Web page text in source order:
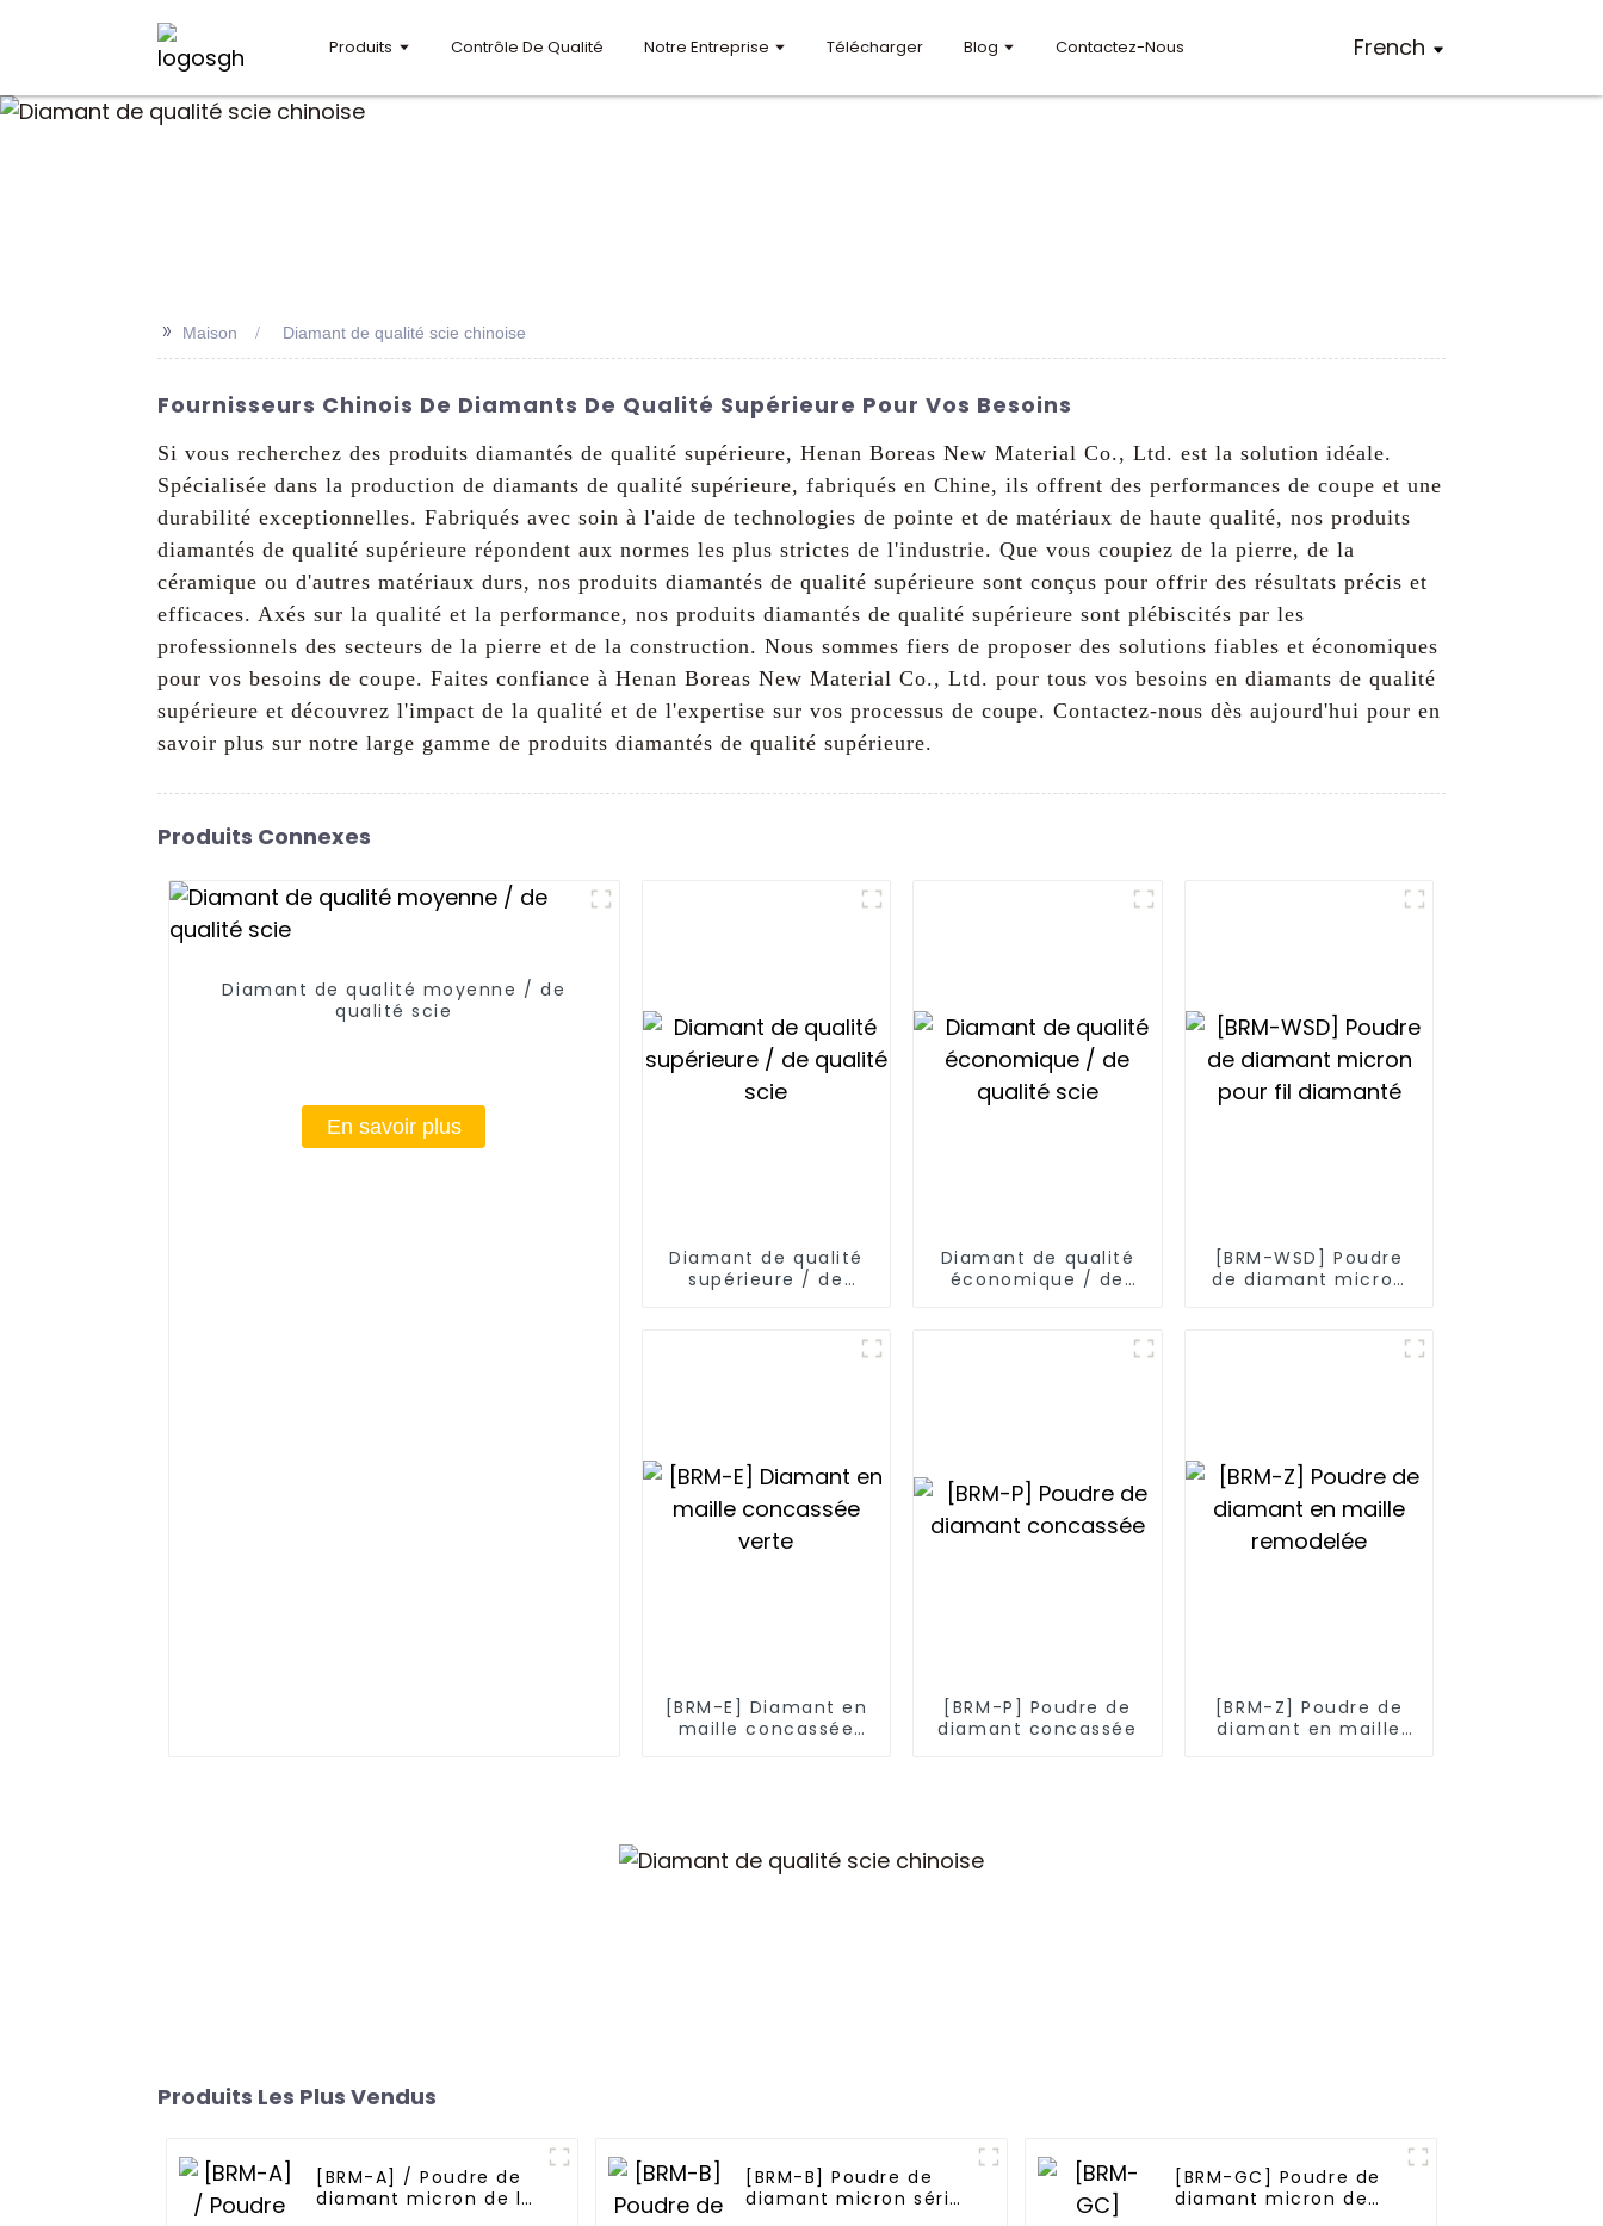
Produits Contrôle De Qualité Notre Entreprise Télécharger Blog Contactez-Nous French
>> Maison Diamant de qualité scie chinoise
Fournisseurs Chinois De Diamants De Qualité Supérieure Pour Vos Besoins
Si vous recherchez des produits diamantés de qualité supérieure, Henan Boreas New Material Co., Ltd. est la solution idéale.
Spécialisée dans la production de diamants de qualité supérieure, fabriqués en Chine, ils offrent des performances de coupe et une
durabilité exceptionnelles. Fabriqués avec soin à l'aide de technologies de pointe et de matériaux de haute qualité, nos produits
diamantés de qualité supérieure répondent aux normes les plus strictes de l'industrie. Que vous coupiez de la pierre, de la
céramique ou d'autres matériaux durs, nos produits diamantés de qualité supérieure sont conçus pour offrir des résultats précis et
efficaces. Axés sur la qualité et la performance, nos produits diamantés de qualité supérieure sont plébiscités par les
professionnels des secteurs de la pierre et de la construction. Nous sommes fiers de proposer des solutions fiables et économiques
pour vos besoins de coupe. Faites confiance à Henan Boreas New Material Co., Ltd. pour tous vos besoins en diamants de qualité
supérieure et découvrez l'impact de la qualité et de l'expertise sur vos processus de coupe. Contactez-nous dès aujourd'hui pour en
savoir plus sur notre large gamme de produits diamantés de qualité supérieure.
Produits Connexes
Diamant de qualité moyenne / de
qualité scie
En savoir plus
Diamant de qualité
supérieure / de
Diamant de qualité
économique / de
[BRM-WSD] Poudre
de diamant micron
[BRM-E] Diamant en
maille concassée
[BRM-P] Poudre de
diamant concassée
[BRM-Z] Poudre de
diamant en maille
Produits Les Plus Vendus
[BRM-A] / Poudre de
diamant micron de la
[BRM-B] Poudre de
diamant micron série
[BRM-GC] Poudre de
diamant micron de